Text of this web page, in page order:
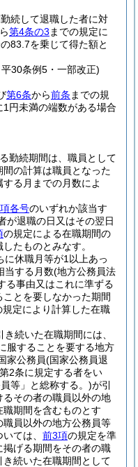
続して退職した者に対
第4条の3 までの規定に
83.7を乗じて得た額と
30条例5・一部改正)
第6条から前条 までの規
円未満の端数がある場合
勤続期間は、職員として
の計算は職員となった
る月までの月数によ
各号のいずれか該当す
が退職の日又はその翌日
の規定による在職期間の
たものとみなす。
に休職月等が1以上あっ
当する月数(地方公務員法
る事由又はこれに準ずる
とを要しなかった期間
規定により計算した在職
続いた在職期間には、
服することを要する地方
家公務員(国家公務員退
第2条に規定する者をい
等」と総称する。)が引
その者の職員以外の地
期間を含むものとす
員以外の地方公務員等
ては、 前3項の規定を準
掲げる期間をその者の職
続いた在職期間として